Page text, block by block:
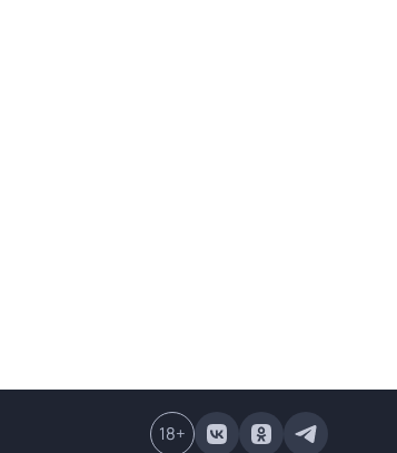
18+